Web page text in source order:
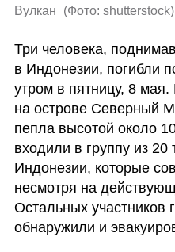
Вулкан (Фото: shutterstock)
Три человека,
в Индонезии, погибли
утром в пятницу, 8
на острове Северный
пепла высотой около
входили в группу из 20
Индонезии, которые
несмотря на
Остальных участников
обнаружили и